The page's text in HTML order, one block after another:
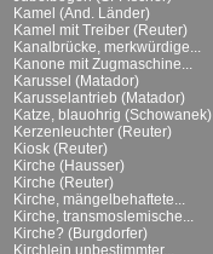
Kamel (And. Länder)
Kamel mit Treiber (Reuter)
Kanalbrücke, merkwürdige...
Kanone mit Zugmaschine...
Karussel (Matador)
Karusselantrieb (Matador)
Katze, blauohrig (Schowanek)
Kerzenleuchter (Reuter)
Kiosk (Reuter)
Kirche (Hausser)
Kirche (Reuter)
Kirche, mängelbehaftete...
Kirche, transmoslemische...
Kirche? (Burgdorfer)
Kirchlein unbestimmter...